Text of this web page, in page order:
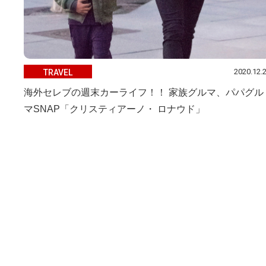
TRAVEL
海外セレブの週末カーライフ！！ 家族グルマ、パパグル
マSNAP「クリスティアーノ・ ロナウド」